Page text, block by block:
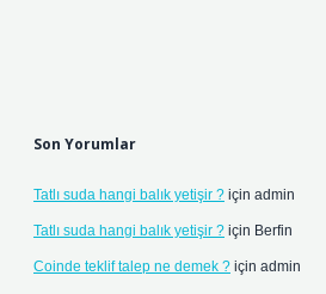
Son Yorumlar
Tatlı suda hangi balık yetişir ? için admin
Tatlı suda hangi balık yetişir ? için Berfin
Coinde teklif talep ne demek ? için admin